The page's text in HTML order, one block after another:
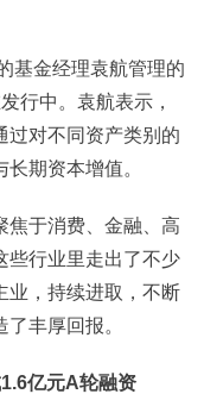
基金经理袁航管理的
行中。袁航表示，
过对不同资产类别的
与长期资本增值。
焦于消费、金融、高
些行业里走出了不少
业，持续进取，不断
丰厚回报。
亿元A轮融资